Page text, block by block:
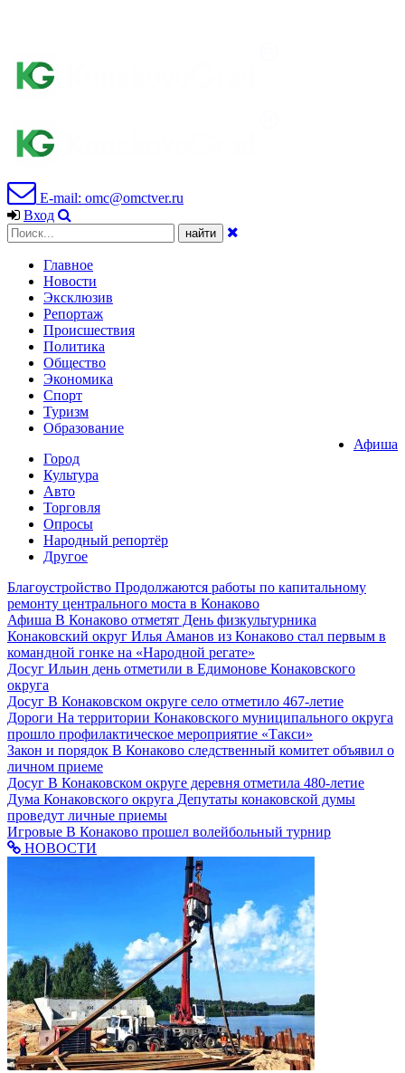
E-mail: omc@omctver.ru
Вход
Главное
Новости
Эксклюзив
Репортаж
Происшествия
Политика
Общество
Экономика
Спорт
Туризм
Образование
Афиша
Город
Культура
Авто
Торговля
Опросы
Народный репортёр
Другое
Благоустройство Продолжаются работы по капитальному
ремонту центрального моста в Конаково
Афиша В Конаково отметят День физкультурника
Конаковский округ Илья Аманов из Конаково стал первым в
командной гонке на «Народной регате»
Досуг Ильин день отметили в Едимонове Конаковского
округа
Досуг В Конаковском округе село отметило 467-летие
Дороги На территории Конаковского муниципального округа
прошло профилактическое мероприятие «Такси»
Закон и порядок В Конаково следственный комитет объявил о
личном приеме
Досуг В Конаковском округе деревня отметила 480-летие
Дума Конаковского округа Депутаты конаковской думы
проведут личные приемы
Игровые В Конаково прошел волейбольный турнир
НОВОСТИ